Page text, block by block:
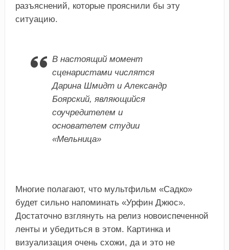
разъяснений, которые прояснили бы эту
ситуацию.
В настоящий момент
сценаристами числятся
Дарина Шмидт и Александр
Боярский, являющийся
соучредителем и
основателем студии
«Мельница»
Многие полагают, что мультфильм «Садко»
будет сильно напоминать «Урфин Джюс».
Достаточно взглянуть на релиз новоиспеченной
ленты и убедиться в этом. Картинка и
визуализация очень схожи, да и это не